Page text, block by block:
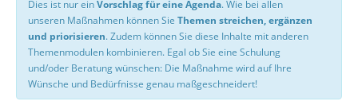
Dies ist nur einVorschlag für eine Agenda. Wie bei allen
unseren Maßnahmen können Sie Themen streichen, ergänzen
und priorisieren. Zudem können Sie diese Inhalte mit anderen
Themenmodulen kombinieren. Egal ob Sie eine Schulung
und/oder Beratung wünschen: Die Maßnahme wird auf Ihre
Wünsche und Bedürfnisse genau maßgeschneidert!